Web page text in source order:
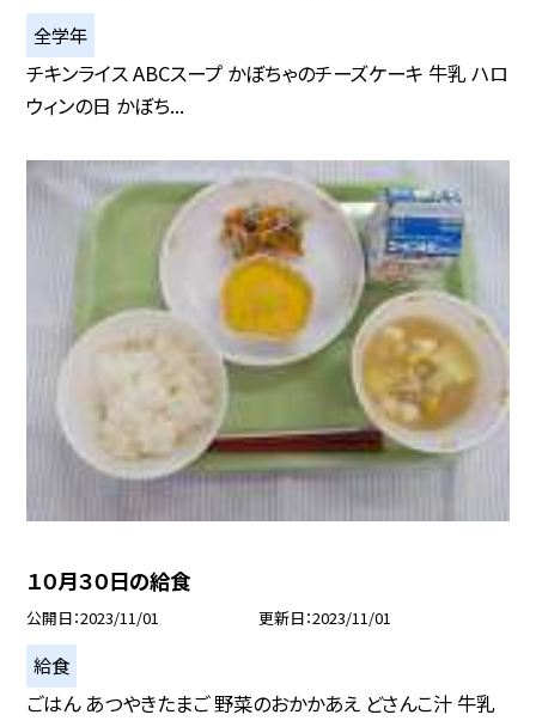
全学年
チキンライス ABCスープ かぼちゃのチーズケーキ 牛乳 ハロ
ウィンの日 かぼち...
１０月３０日の給食
公開日 2023/11/01 更新日 2023/11/01
給食
ごはん あつやきたまご 野菜のおかかあえ どさんこ汁 牛乳